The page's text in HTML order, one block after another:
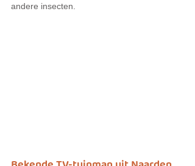
andere insecten.